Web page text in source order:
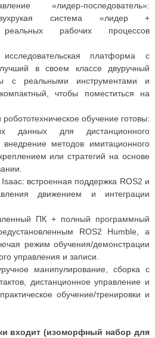
«лидер-последователь»:
система «лидер +
рабочих процессов
исследовательская платформа с
в своем классе двуручный
с реальными инструментами и
чтобы поместиться на
обучение готовы:
данных для дистанционного
методов имитационного
или стратегий на основе
встроенная поддержка ROS2 и
движением и интеграции
ПК + полный программный
ROS2 Humble, а
режим обучения/демонстрации
управления и записи.
манипулирование, сборка с
дистанционное управление и
обучение/тренировки и
входит (изоморфный набор для